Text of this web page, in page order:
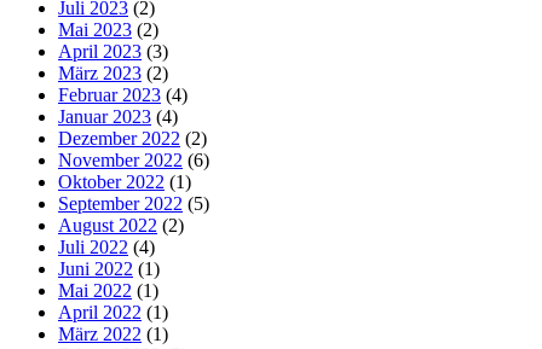
Juli 2023 (2)
Mai 2023 (2)
April 2023 (3)
März 2023 (2)
Februar 2023 (4)
Januar 2023 (4)
Dezember 2022 (2)
November 2022 (6)
Oktober 2022 (1)
September 2022 (5)
August 2022 (2)
Juli 2022 (4)
Juni 2022 (1)
Mai 2022 (1)
April 2022 (1)
März 2022 (1)